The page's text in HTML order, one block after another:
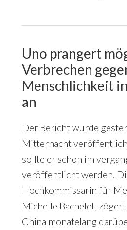
Uno prangert
Verbrechen
Menschlichkeit
an
Der Bericht wurde
Mitternacht
sollte er schon im
veröffentlicht werden.
Hochkommissarin für
Michelle Bachelet,
China monatelang